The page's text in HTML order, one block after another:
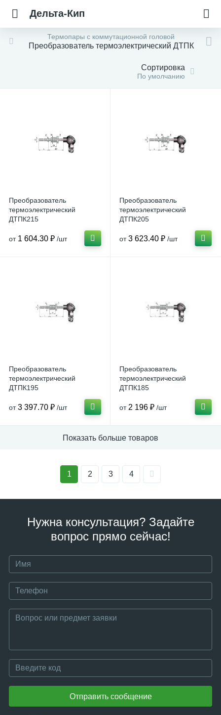
Дельта-Кип
Термопары с коммутационной головой
Преобразователь термоэлектрический ДТПК
Сортировка
По умолчанию
Преобразователь
термоэлектрический
ДТПК215
от 1 604.30 ₽ /шт
Преобразователь
термоэлектрический
ДТПК205
от 3 623.40 ₽ /шт
Преобразователь
термоэлектрический
ДТПК195
от 3 397.70 ₽ /шт
Преобразователь
термоэлектрический
ДТПК185
от 2 196 ₽ /шт
Показать больше товаров
1 2 3 4
Нужна консультация? Задайте
вопрос прямо сейчас!
Отправить сообщение